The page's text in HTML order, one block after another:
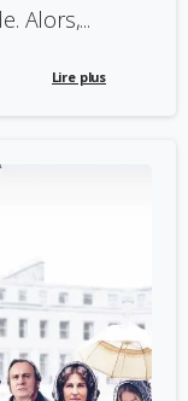
Alors,...
Lire plus